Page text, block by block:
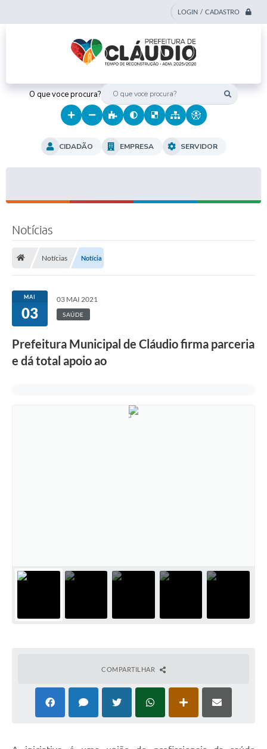
LOGIN / CADASTRO
O que voce procura?
CIDADÃO EMPRESA SERVIDOR
Notícias
Notícias Notícia
MAI
03
03 MAI 2021
SAÚDE
Prefeitura Municipal de Cláudio firma parceria
e dá total apoio ao
COMPARTILHAR